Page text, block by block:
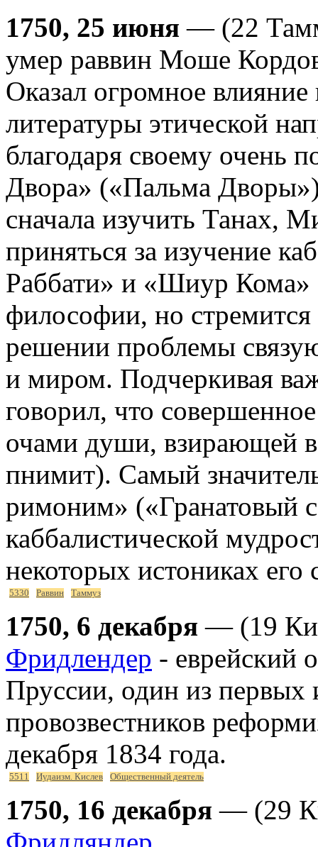
1750, 25 июня — (22
умер раввин Моше
Оказал огромное влияние
литературы этической
благодаря своему очень
Двора» («Пальма
сначала изучить Танах,
приняться за изучение
Раббати» и «Шиур Кома»
философии, но стремится
решении проблемы
и миром. Подчеркивая
говорил, что
очами души, взирающей
пнимит). Самый
римоним» («Гранатовый
каббалистической
некоторых истониках его
5330 Раввин Таммуз
1750, 6 декабря — (19
Фридлендер - еврейский
Пруссии, один из первых
провозвестников
декабря 1834 года.
5511 Иудаизм. Кислев Общественный деятель
1750, 16 декабря — (29